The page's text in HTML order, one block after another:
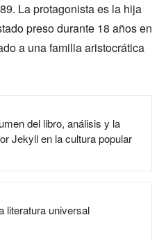
La protagonista es la hija
preso durante 18 años en
a una familia aristocrática
del libro, análisis y la
Jekyll en la cultura popular
literatura universal